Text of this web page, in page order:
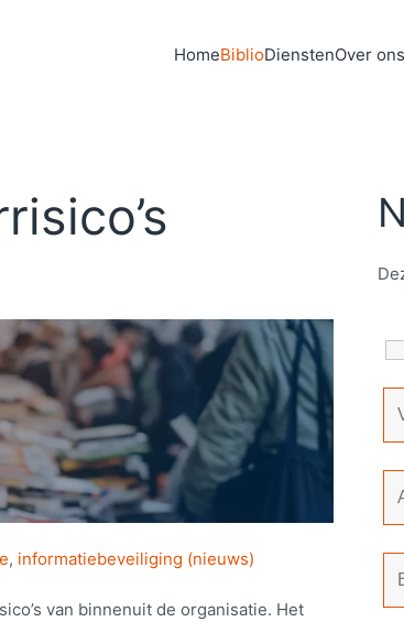
HomeBiblioDienstenOver ons
, informatiebeveiliging (nieuws)
van binnenuit de organisatie. Het